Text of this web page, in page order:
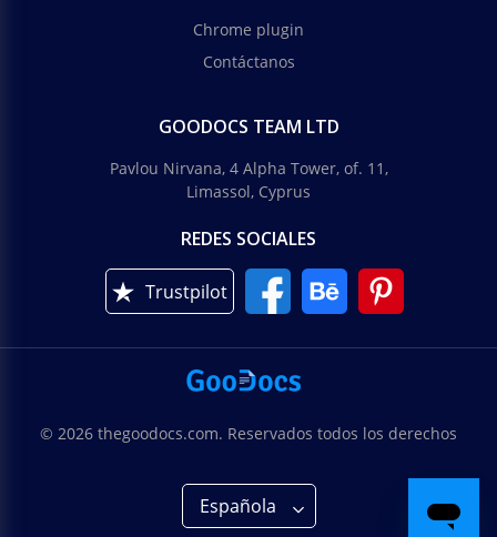
Chrome plugin
Contáctanos
GOODOCS TEAM LTD
Pavlou Nirvana, 4 Alpha Tower, of. 11,
Limassol, Cyprus
REDES SOCIALES
Trustpilot
© 2026 thegoodocs.com. Reservados todos los derechos
Española